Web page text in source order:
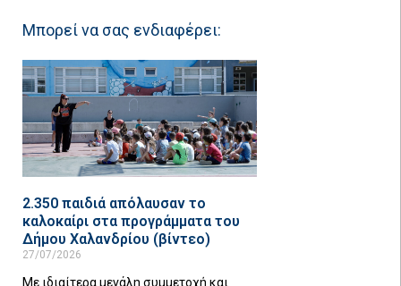
Μπορεί να σας ενδιαφέρει:
2.350 παιδιά απόλαυσαν το
καλοκαίρι στα προγράμματα του
Δήμου Χαλανδρίου (βίντεο)
27/07/2026
Με ιδιαίτερα μεγάλη συμμετοχή και